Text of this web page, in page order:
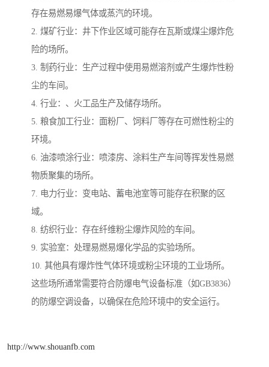
存在易燃易爆气体或蒸汽的环境。
2. 煤矿行业：井下作业区域可能存在瓦斯或煤尘爆炸危
险的场所。
3. 制药行业：生产过程中使用易燃溶剂或产生爆炸性粉
尘的车间。
4. 行业：、火工品生产及储存场所。
5. 粮食加工行业：面粉厂、饲料厂等存在可燃性粉尘的
环境。
6. 油漆喷涂行业：喷漆房、涂料生产车间等挥发性易燃
物质聚集的场所。
7. 电力行业：变电站、蓄电池室等可能存在积聚的区
域。
8. 纺织行业：存在纤维粉尘爆炸风险的车间。
9. 实验室：处理易燃易爆化学品的实验场所。
10. 其他具有爆炸性气体环境或粉尘环境的工业场所。
这些场所通常需要符合防爆电气设备标准（如GB3836）
的防爆空调设备，以确保在危险环境中的安全运行。
http://www.shouanfb.com